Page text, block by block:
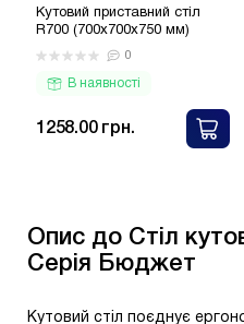
Кутовий приставний стіл
R700 (700x700x750 мм)
Серія Бюджет
0
В наявності
1258.00 грн.
Опис до Стіл
Серія Бюджет
Кутовий стіл поєднує